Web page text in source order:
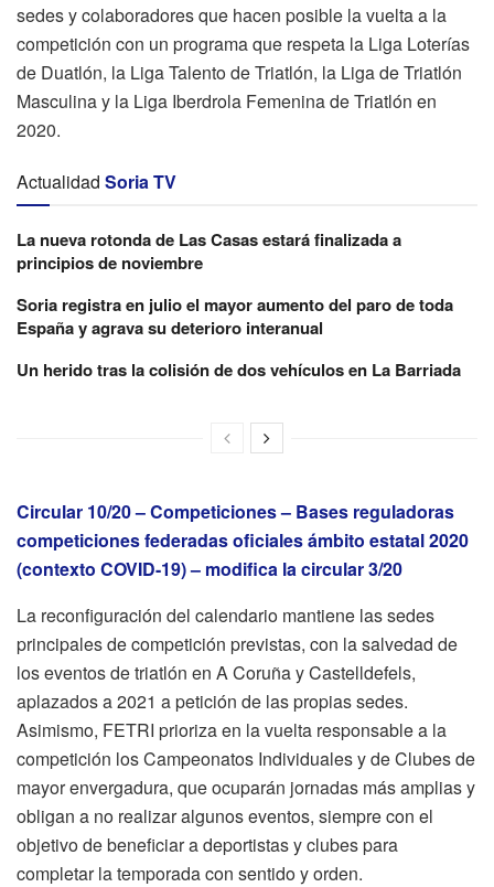
sedes y colaboradores que hacen posible la vuelta a la
competición con un programa que respeta la Liga Loterías
de Duatlón, la Liga Talento de Triatlón, la Liga de Triatlón
Masculina y la Liga Iberdrola Femenina de Triatlón en
2020.
Actualidad Soria TV
La nueva rotonda de Las Casas estará finalizada a
principios de noviembre
Soria registra en julio el mayor aumento del paro de toda
España y agrava su deterioro interanual
Un herido tras la colisión de dos vehículos en La Barriada
Circular 10/20 – Competiciones – Bases reguladoras
competiciones federadas oficiales ámbito estatal 2020
(contexto COVID-19) – modifica la circular 3/20
La reconfiguración del calendario mantiene las sedes
principales de competición previstas, con la salvedad de
los eventos de triatlón en A Coruña y Castelldefels,
aplazados a 2021 a petición de las propias sedes.
Asimismo, FETRI prioriza en la vuelta responsable a la
competición los Campeonatos Individuales y de Clubes de
mayor envergadura, que ocuparán jornadas más amplias y
obligan a no realizar algunos eventos, siempre con el
objetivo de beneficiar a deportistas y clubes para
completar la temporada con sentido y orden.